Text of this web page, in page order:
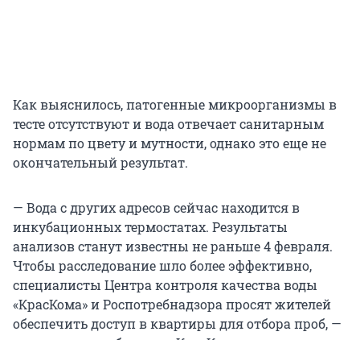
Как выяснилось, патогенные микроорганизмы в
тесте отсутствуют и вода отвечает санитарным
нормам по цвету и мутности, однако это еще не
окончательный результат.
— Вода с других адресов сейчас находится в
инкубационных термостатах. Результаты
анализов станут известны не раньше 4 февраля.
Чтобы расследование шло более эффективно,
специалисты Центра контроля качества воды
«КрасКома» и Роспотребнадзора просят жителей
обеспечить доступ в квартиры для отбора проб, —